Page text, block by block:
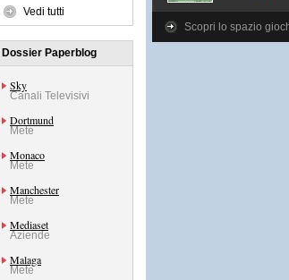
Vedi tutti
Dossier Paperblog
Sky
Canali Televisivi
Dortmund
Mete
Monaco
Mete
Manchester
Mete
Mediaset
Aziende
Malaga
Mete
Scopri lo spazio